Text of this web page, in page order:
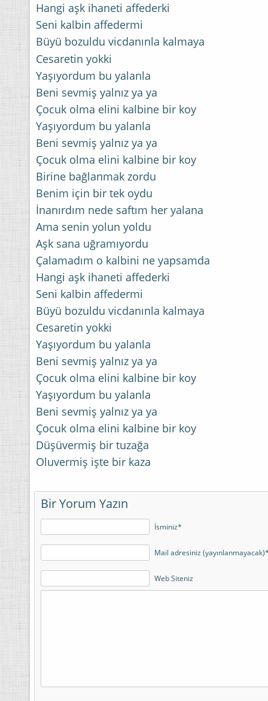
Hangi aşk ihaneti affederki
Seni kalbin affedermi
Büyü bozuldu vicdanınla kalmaya
Cesaretin yokki
Yaşıyordum bu yalanla
Beni sevmiş yalnız ya ya
Çocuk olma elini kalbine bir koy
Yaşıyordum bu yalanla
Beni sevmiş yalnız ya ya
Çocuk olma elini kalbine bir koy
Birine bağlanmak zordu
Benim için bir tek oydu
İnanırdım nede saftım her yalana
Ama senin yolun yoldu
Aşk sana uğramıyordu
Çalamadım o kalbini ne yapsamda
Hangi aşk ihaneti affederki
Seni kalbin affedermi
Büyü bozuldu vicdanınla kalmaya
Cesaretin yokki
Yaşıyordum bu yalanla
Beni sevmiş yalnız ya ya
Çocuk olma elini kalbine bir koy
Yaşıyordum bu yalanla
Beni sevmiş yalnız ya ya
Çocuk olma elini kalbine bir koy
Düşüvermiş bir tuzağa
Oluvermiş işte bir kaza
Bir Yorum Yazın
İsminiz*
Mail adresiniz
Web Siteniz